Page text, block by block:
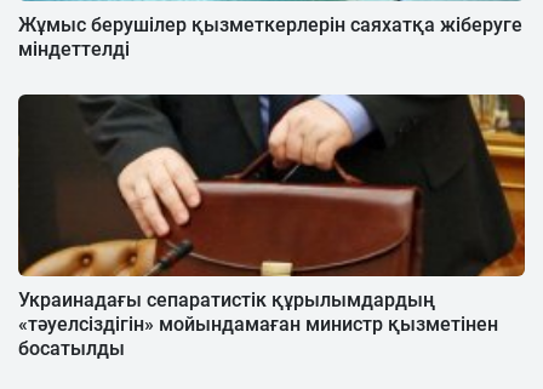
Жұмыс берушілер қызметкерлерін саяхатқа жіберуге
міндеттелді
Украинадағы сепаратистік құрылымдардың
«тәуелсіздігін» мойындамаған министр қызметінен
босатылды